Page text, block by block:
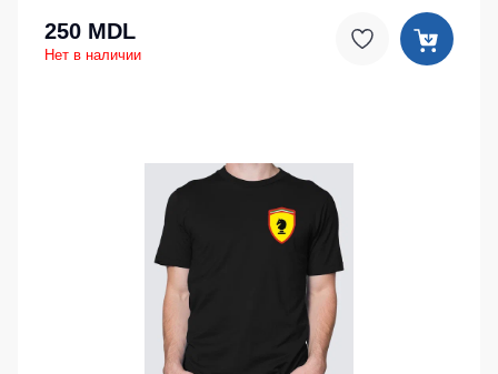
250 MDL
Нет в наличии